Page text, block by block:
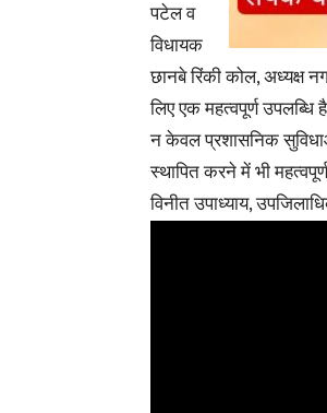
पटेल व
विधायक
छानबे रिंकी कोल, अध्यक्ष
लिए एक महत्वपूर्ण उपलब्धि
न केवल प्रशासनिक
स्थापित करने में भी
विनीत उपाध्याय,